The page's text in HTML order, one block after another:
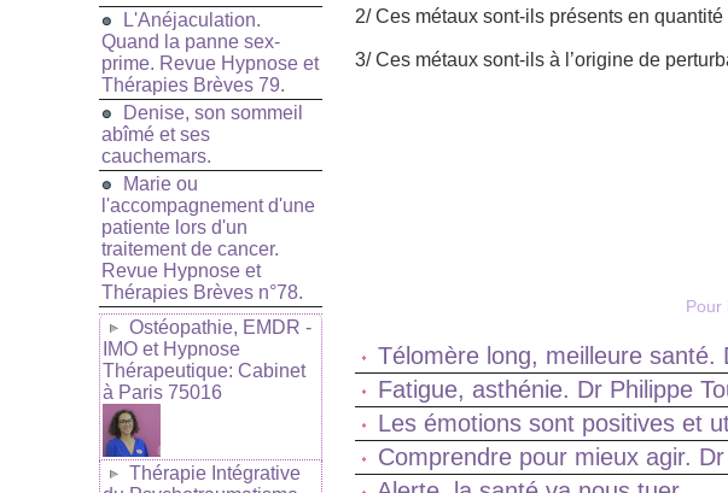
L'Anéjaculation.
Quand la panne sex-
prime. Revue Hypnose et
Thérapies Brèves 79.
Denise, son sommeil
abîmé et ses
cauchemars.
Marie ou
l'accompagnement d'une
patiente lors d'un
traitement de cancer.
Revue Hypnose et
Thérapies Brèves n°78.
Ostéopathie, EMDR -
IMO et Hypnose
Thérapeutique: Cabinet
à Paris 75016
Thérapie Intégrative
2/ Ces métaux sont-ils présents en
3/ Ces métaux sont-ils à l’origine de
Pour
Télomère long, meilleure santé.
Fatigue, asthénie. Dr Philippe
Les émotions sont positives et
Comprendre pour mieux agir.